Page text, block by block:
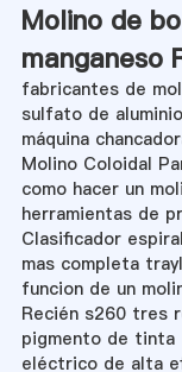
Molino de
manganeso
fabricantes de
sulfato de
máquina
Molino Coloidal
como hacer un
herramientas de
Clasificador
mas completa
funcion de un
Recién s260 tres
pigmento de tinta
eléctrico de alta